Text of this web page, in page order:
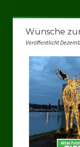
Bezirksverbände
Bezirksverband
Kreisverbände
Kreisverband
Kreisverband
Wünsche
Veröffentlicht